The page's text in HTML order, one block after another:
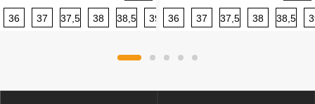
36 37 37,5 38 38,5 39 40 40,5 41 42 42,5
36 37 37,5 38 38,5